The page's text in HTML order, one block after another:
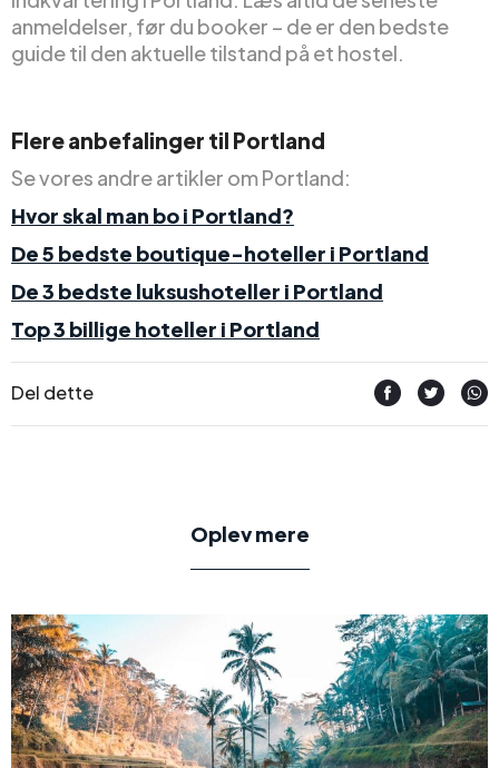
anmeldelser, før du booker – de er den bedste
guide til den aktuelle tilstand på et hostel.
Flere anbefalinger til Portland
Se vores andre artikler om Portland:
Hvor skal man bo i Portland?
De 5 bedste boutique-hoteller i Portland
De 3 bedste luksushoteller i Portland
Top 3 billige hoteller i Portland
Del dette
Oplev mere